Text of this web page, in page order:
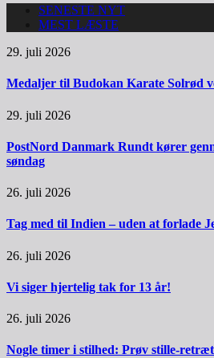
SENESTE NYT
MEST LÆSTE
29. juli 2026
Medaljer til Budokan Karate Solrød
29. juli 2026
PostNord Danmark Rundt kører
søndag
26. juli 2026
Tag med til Indien – uden at forlade
26. juli 2026
Vi siger hjertelig tak for 13 år!
26. juli 2026
Nogle timer i stilhed: Prøv stille-